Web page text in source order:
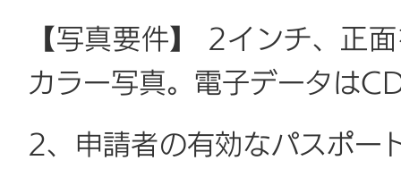
【写真要件】 2インチ、正
カラー写真。電子データは
2、申請者の有効なパスポー